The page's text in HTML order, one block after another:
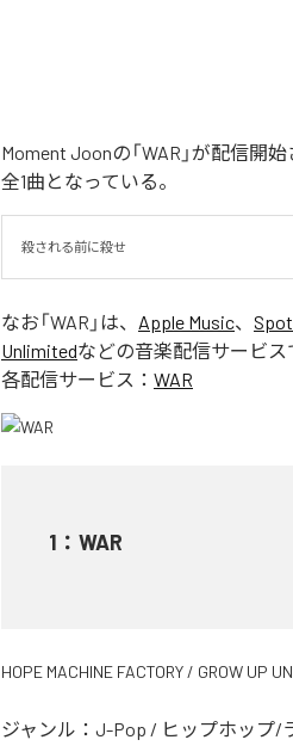
Moment Joonの「WAR」が配信開
全1曲となっている。
殺される前に殺せ
なお「WAR 」は、 Apple Music、
Unlimitedなどの音楽配信サービス
各配信サービス： WAR
1 ： WAR
HOPE MACHINE FACTORY / GROW UP
ジャンル： J-Pop / ヒップホップ/